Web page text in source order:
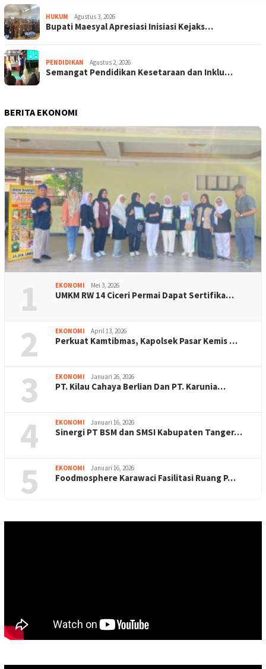
HUKUM Agustus 3, 2026
Bupati Maesyal Apresiasi Inisiasi Kejaks…
PENDIDIKAN Agustus 2, 2026
Semangat Pendidikan Kesetaraan dan Inklu…
BERITA EKONOMI
1 EKONOMI Mei 3, 2026
UMKM RW 14 Ciceri Permai Dapat Sertifika…
2 EKONOMI April 13, 2026
Perkuat Kamtibmas, Kapolsek Pasar Kemis …
3 EKONOMI Januari 26, 2026
PT. Kilau Cahaya Berlian Dan PT. Karunia…
4 EKONOMI Januari 16, 2026
Sinergi PT BSM dan SMSI Kabupaten Tanger…
5 EKONOMI Januari 16, 2026
Foodmosphere Karawaci Fasilitasi Ruang P…